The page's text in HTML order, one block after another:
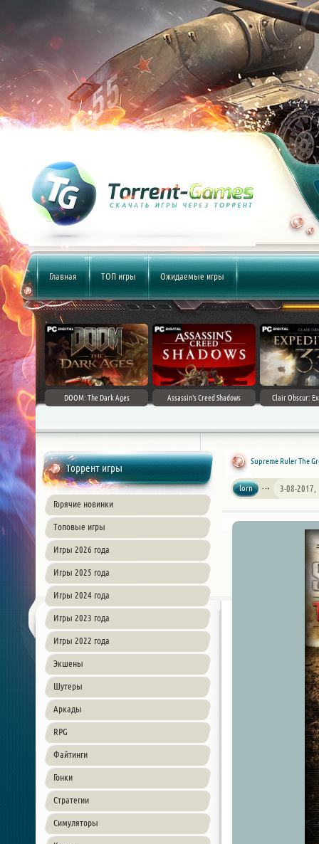
Главная ТОП игры Ожидаемые игры
DOOM: The Dark Ages Assassin's Creed Shadows Clair Obscur:
Торрент игры
Горячие новинки
Топовые игры
Игры 2026 года
Игры 2025 года
Игры 2024 года
Игры 2023 года
Игры 2022 года
Экшены
Шутеры
Аркады
RPG
Файтинги
Гонки
Стратегии
Симуляторы
Supreme Ruler The
lorn 3-08-2017,